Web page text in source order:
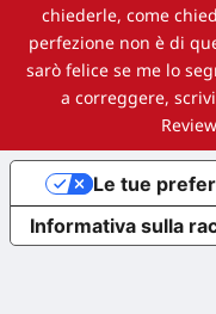
chiederle, come
perfezione non è di
sarò felice se me lo
a correggere,
Informativa sulla
Le tue